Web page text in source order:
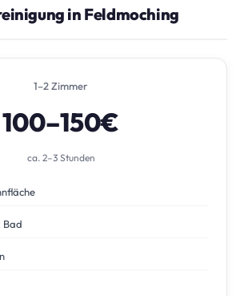
in Feldmoching
1–2 Zimmer
100–150€
ca. 2–3 Stunden
Bad